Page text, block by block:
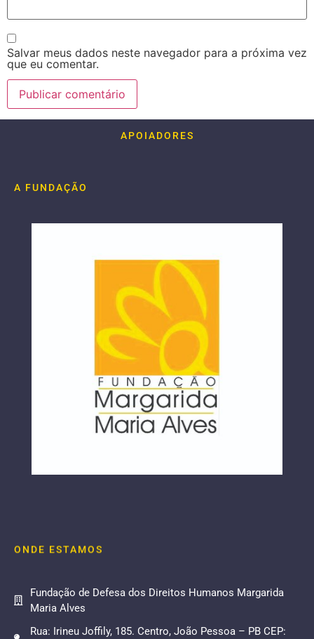
Salvar meus dados neste navegador para a próxima vez
que eu comentar.
APOIADORES
A FUNDAÇÃO
ONDE ESTAMOS
Fundação de Defesa dos Direitos Humanos Margarida
Maria Alves
Rua: Irineu Joffily, 185. Centro, João Pessoa – PB CEP: